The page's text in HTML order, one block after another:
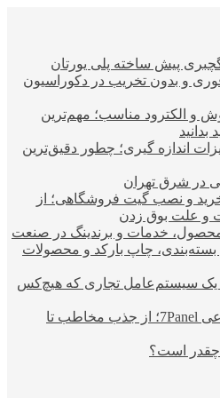
گچبری پیش ساخته پلی یورتان
و بدون تخریب در دکوراسیون
و الکترود مناسب؛ مهم‌ترین
بدانید
اندازه گیری؛ چطور دقیق‌ترین
در شرق تهران
و نصب گیت فروشگاهی؛ از
و علت بوق زدن
محصول، خدمات و برندینگ در صنعت
بسته‌بندی، چاپ بارکد و محصولات
یک سیستم‌عامل تجاری که هیچ‌کس
خدمات شبکه‌های اجتماعی 7Panel؛ از جذب مخاطب تا
چقدر است؟